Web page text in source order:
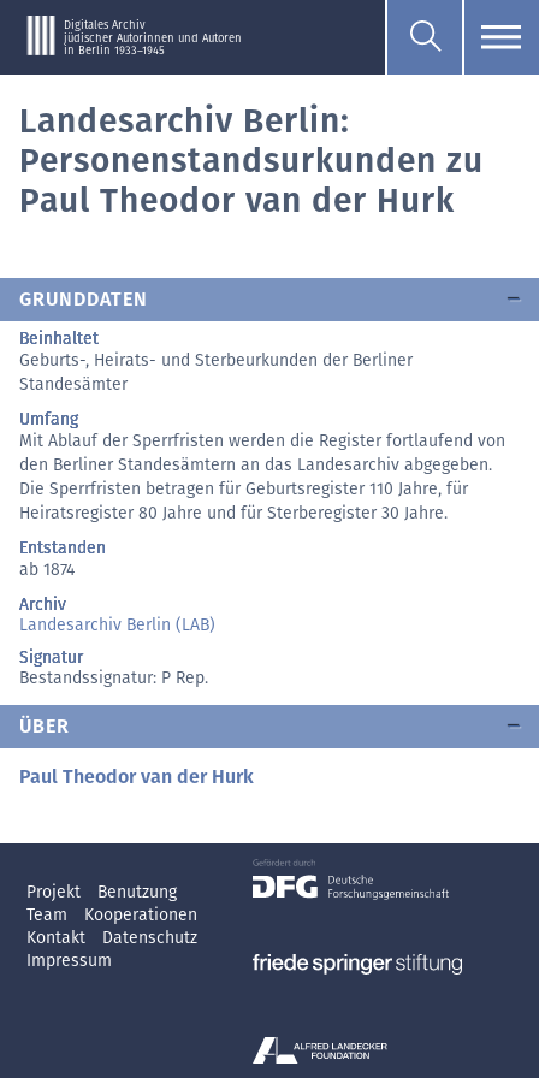
Digitales Archiv
jüdischer Autorinnen und Autoren
in Berlin 1933–1945
Landesarchiv Berlin:
Personenstandsurkunden zu
Paul Theodor van der Hurk
GRUNDDATEN
Beinhaltet
Geburts-, Heirats- und Sterbeurkunden der Berliner
Standesämter
Umfang
Mit Ablauf der Sperrfristen werden die Register fortlaufend von
den Berliner Standesämtern an das Landesarchiv abgegeben.
Die Sperrfristen betragen für Geburtsregister 110 Jahre, für
Heiratsregister 80 Jahre und für Sterberegister 30 Jahre.
Entstanden
ab 1874
Archiv
Landesarchiv Berlin (LAB)
Signatur
Bestandssignatur: P Rep.
ÜBER
Paul Theodor van der Hurk
Projekt
Benutzung
Team
Kooperationen
Kontakt
Datenschutz
Impressum